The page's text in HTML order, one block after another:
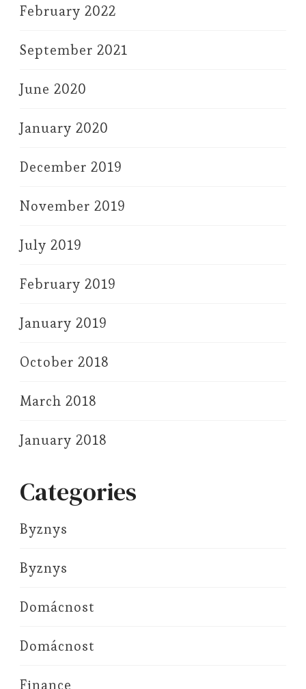
February 2022
September 2021
June 2020
January 2020
December 2019
November 2019
July 2019
February 2019
January 2019
October 2018
March 2018
January 2018
Categories
Byznys
Byznys
Domácnost
Domácnost
Finance